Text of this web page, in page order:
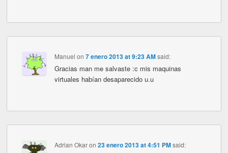
Manuel on 7 enero 2013 at 9:23 AM said:
Gracias man me salvaste :c mis maquinas
virtuales habían desaparecido u.u
Adrian Okaron 23 enero 2013 at 4:51 PM said: